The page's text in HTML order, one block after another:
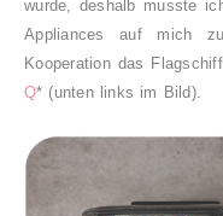
wurde, deshalb musste
Appliances auf mich
Kooperation das
Q* (unten links im Bild).